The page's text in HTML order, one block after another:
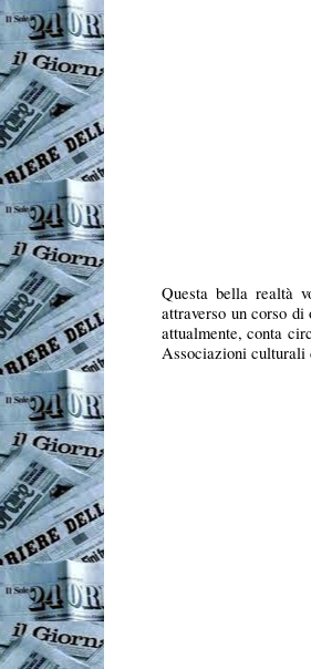
Questa bella realtà
attraverso un corso
attualmente, conta
Associazioni culturali